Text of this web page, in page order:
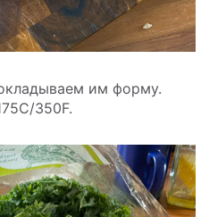
им форму.
350F.